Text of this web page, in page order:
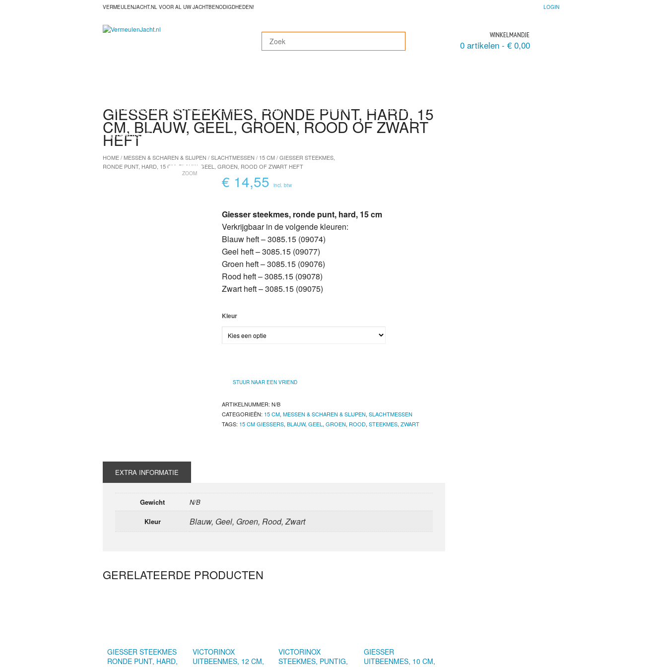
VERMEULENJACHT.NL VOOR AL UW JACHTBENODIGDHEDEN! LOGIN
WINKELMANDJE
0 artikelen - €0,00
VIKAN/SCHOONMAAK ARTIKELEN KLEDING SCHOEISEL SCHORTEN DIVERSEN
DISPOSABLES
GIESSER STEEKMES, RONDE PUNT, HARD, 15
CM, BLAUW, GEEL, GROEN, ROOD OF ZWART
HEFT
HOME/MESSEN & SCHAREN & SLIJPEN /SLACHTMESSEN / 15 CM/ GIESSER STEEKMES,
RONDE PUNT, HARD, 15 CM, BLAUW, GEEL, GROEN, ROOD OF ZWART HEFT
ZOOM € 14,55 incl. btw
Giesser steekmes, ronde punt, hard, 15 cm
Verkrijgbaar in de volgende kleuren:
Blauw heft – 3085.15 (09074)
Geel heft – 3085.15 (09077)
Groen heft – 3085.15 (09076)
Rood heft – 3085.15 (09078)
Zwart heft – 3085.15 (09075)
Kleur
STUUR NAAR EEN VRIEND
ARTIKELNUMMER: N/B
CATEGORIEËN: 15 CM, MESSEN & SCHAREN & SLIJPEN, SLACHTMESSEN
TAGS: 15 CM GIESSERS, BLAUW, GEEL , GROEN, ROOD, STEEKMES, ZWART
EXTRA INFORMATIE
Gewicht N/B
Kleur Blauw, Geel, Groen, Rood, Zwart
GERELATEERDE PRODUCTEN
GIESSER STEEKMES
RONDE PUNT, HARD,
VICTORINOX
UITBEENMES, 12 CM,
VICTORINOX
STEEKMES, PUNTIG,
GIESSER
UITBEENMES, 10 CM,